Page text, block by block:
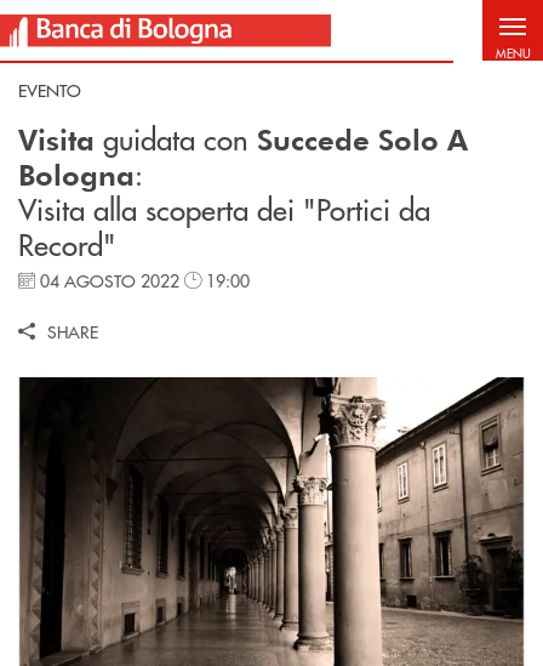
Salta al contenuto principale
MENU
EVENTO
Visita guidata con Succede Solo A
Bologna:
Visita alla scoperta dei "Portici da
Record"
04 AGOSTO 2022 19:00
SHARE